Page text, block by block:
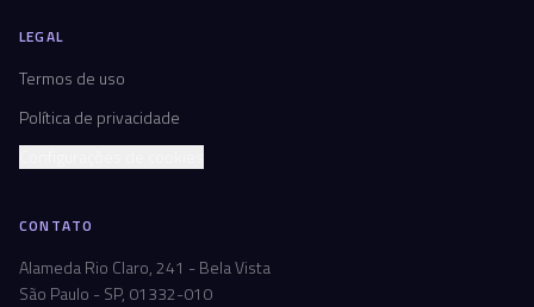
LEGAL
Termos de uso
Política de privacidade
CONTATO
Alameda Rio Claro, 241 - Bela Vista
São Paulo - SP, 01332-010